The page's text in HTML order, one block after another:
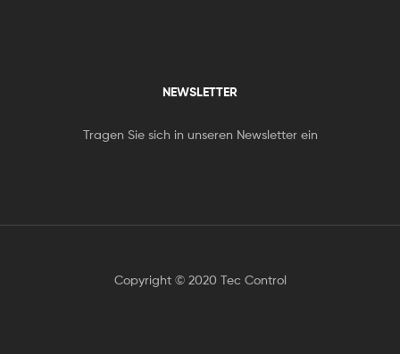
NEWSLETTER
Tragen Sie sich in unseren Newsletter ein
Copyright © 2020 Tec Control